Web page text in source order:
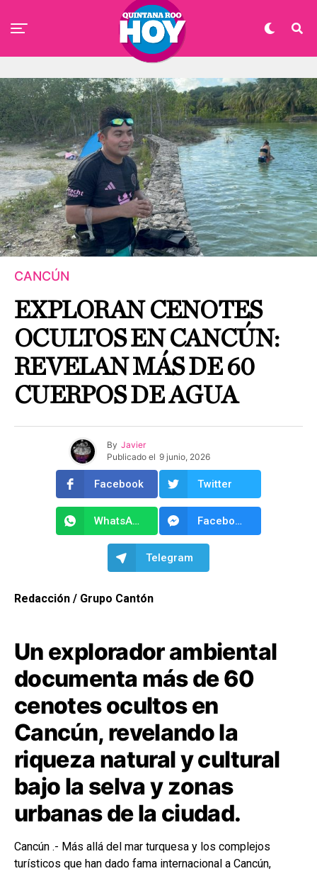
CANCÚN
EXPLORAN CENOTES
OCULTOS EN CANCÚN:
REVELAN MÁS DE 60
CUERPOS DE AGUA
By Javier
Publicado el 9 junio, 2026
Facebook Twitter
WhatsApp Facebook Messenger
Telegram
Redacción / Grupo Cantón
Un explorador ambiental
documenta más de 60
cenotes ocultos en
Cancún, revelando la
riqueza natural y cultural
bajo la selva y zonas
urbanas de la ciudad.
Cancún .- Más allá del mar turquesa y los complejos
turísticos que han dado fama internacional a Cancún,